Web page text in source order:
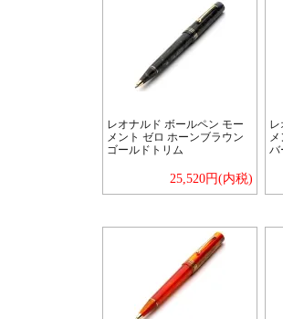
レオナルド ボールペン モー
メント ゼロ ホーンブラウン
ゴールドトリム
25,520円(内税)
レ
バ